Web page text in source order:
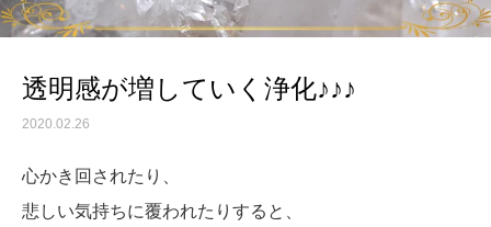
透明感が増していく浄化♪♪♪
2020.02.26
心かき回されたり、
悲しい気持ちに覆われたりすると、